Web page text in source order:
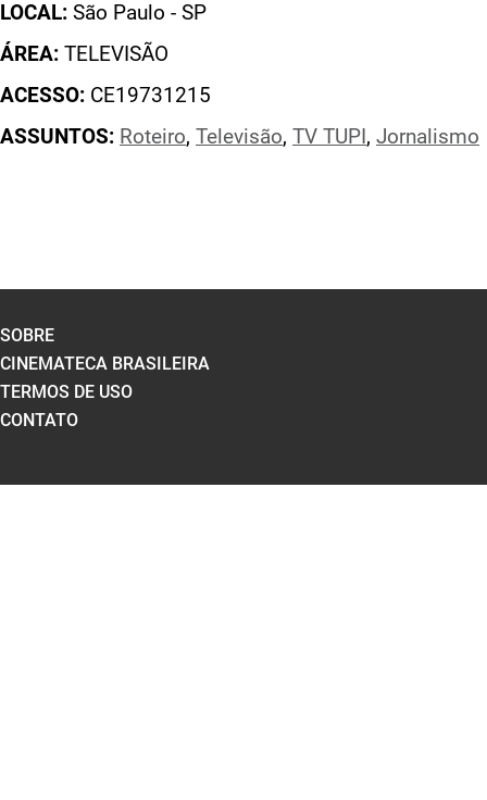
LOCAL: São Paulo - SP
ÁREA: TELEVISÃO
ACESSO: CE19731215
ASSUNTOS: Roteiro, Televisão, TV TUPI , Jornalismo
SOBRE
CINEMATECA BRASILEIRA
TERMOS DE USO
CONTATO